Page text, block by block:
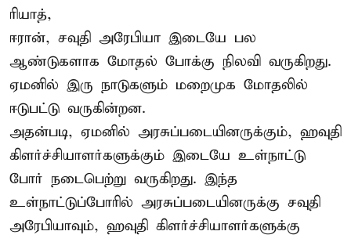
ரியாத்,
ஈரான், சவுதி அரேபியா இடையே பல
ஆண்டுகளாக மோதல் போக்கு நிலவி வருகிறது.
ஏமனில் இரு நாடுகளும் மறைமுக மோதலில்
ஈடுபட்டு வருகின்றன.
அதன்படி, ஏமனில் அரசுப்படையினருக்கும், ஹவுதி
கிளர்ச்சியாளர்களுக்கும் இடையே உள்நாட்டு
போர் நடைபெற்று வருகிறது. இந்த
உள்நாட்டுப்போரில் அரசுப்படையினருக்கு சவுதி
அரேபியாவும், ஹவுதி கிளர்ச்சியாளர்களுக்கு